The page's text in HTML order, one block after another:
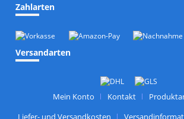
Zahlarten
Versandarten
Mein Konto Kontakt
Liefer- und Versandkosten